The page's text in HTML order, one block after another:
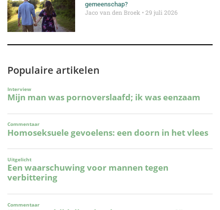
gemeenschap?
Jaco van den Broek 29 juli 2026
Populaire artikelen